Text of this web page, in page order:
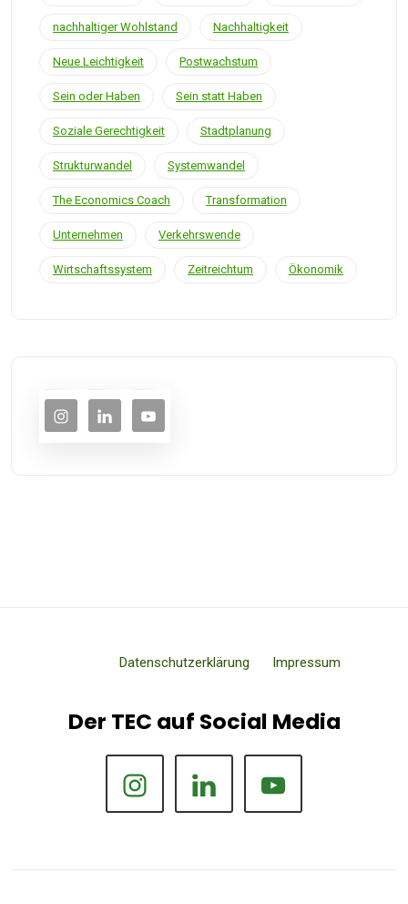
nachhaltiger Wohlstand Nachhaltigkeit
Neue Leichtigkeit Postwachstum
Sein oder Haben Sein statt Haben
Soziale Gerechtigkeit Stadtplanung
Strukturwandel Systemwandel
The Economics Coach Transformation
Unternehmen Verkehrswende
Wirtschaftssystem Zeitreichtum Ökonomik
Datenschutzerklärung Impressum
Der TEC auf Social Media